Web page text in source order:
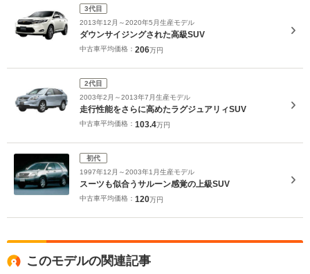
3代目
2013年12月～2020年5月生産モデル
ダウンサイジングされた高級SUV
中古車平均価格： 206万円
2代目
2003年2月～2013年7月生産モデル
走行性能をさらに高めたラグジュアリィSUV
中古車平均価格： 103.4万円
初代
1997年12月～2003年1月生産モデル
スーツも似合うサルーン感覚の上級SUV
中古車平均価格： 120万円
このモデルの関連記事